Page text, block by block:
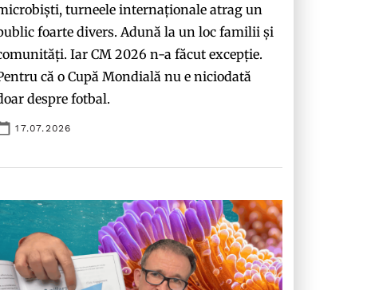
turneele internaționale atrag un
foarte divers. Adună la un loc familii și
Iar CM 2026 n-a făcut excepție.
că o Cupă Mondială nu e niciodată
despre fotbal.
17.07.2026